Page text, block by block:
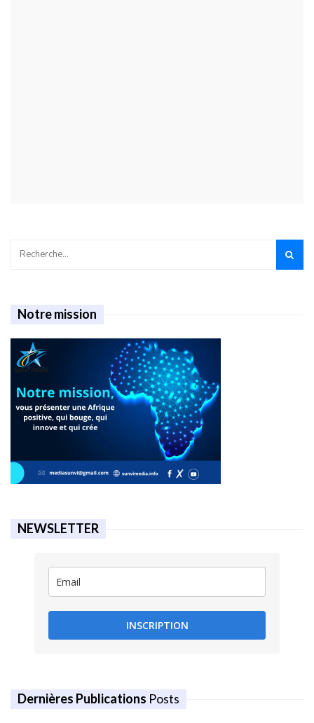
Notre mission
NEWSLETTER
INSCRIPTION
Dernières Publications Posts